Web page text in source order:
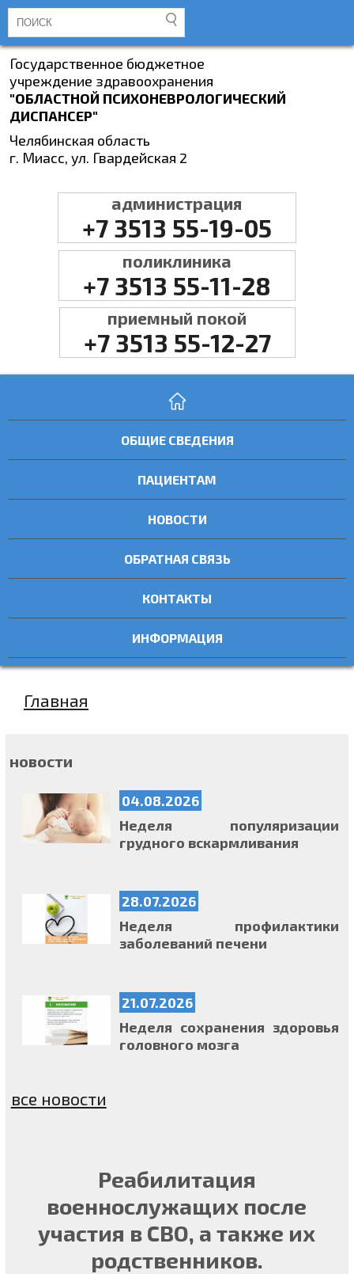
Государственное бюджетное
учреждение здравоохранения
"ОБЛАСТНОЙ ПСИХОНЕВРОЛОГИЧЕСКИЙ
ДИСПАНСЕР"
Челябинская область
г. Миасс, ул. Гвардейская 2
администрация
+7 3513 55-19-05
поликлиника
+7 3513 55-11-28
приемный покой
+7 3513 55-12-27
ОБЩИЕ СВЕДЕНИЯ
ПАЦИЕНТАМ
НОВОСТИ
ОБРАТНАЯ СВЯЗЬ
КОНТАКТЫ
ИНФОРМАЦИЯ
Главная
новости
04.08.2026
Неделя популяризации
грудного вскармливания
28.07.2026
Неделя профилактики
заболеваний печени
21.07.2026
Неделя сохранения здоровья
головного мозга
все новости
Реабилитация
военнослужащих после
участия в СВО, а также их
родственников.